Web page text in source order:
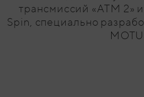
трансмиссий «ATM 2»
Spin, специально